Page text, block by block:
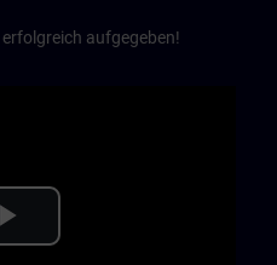
aufgegeben!
Play